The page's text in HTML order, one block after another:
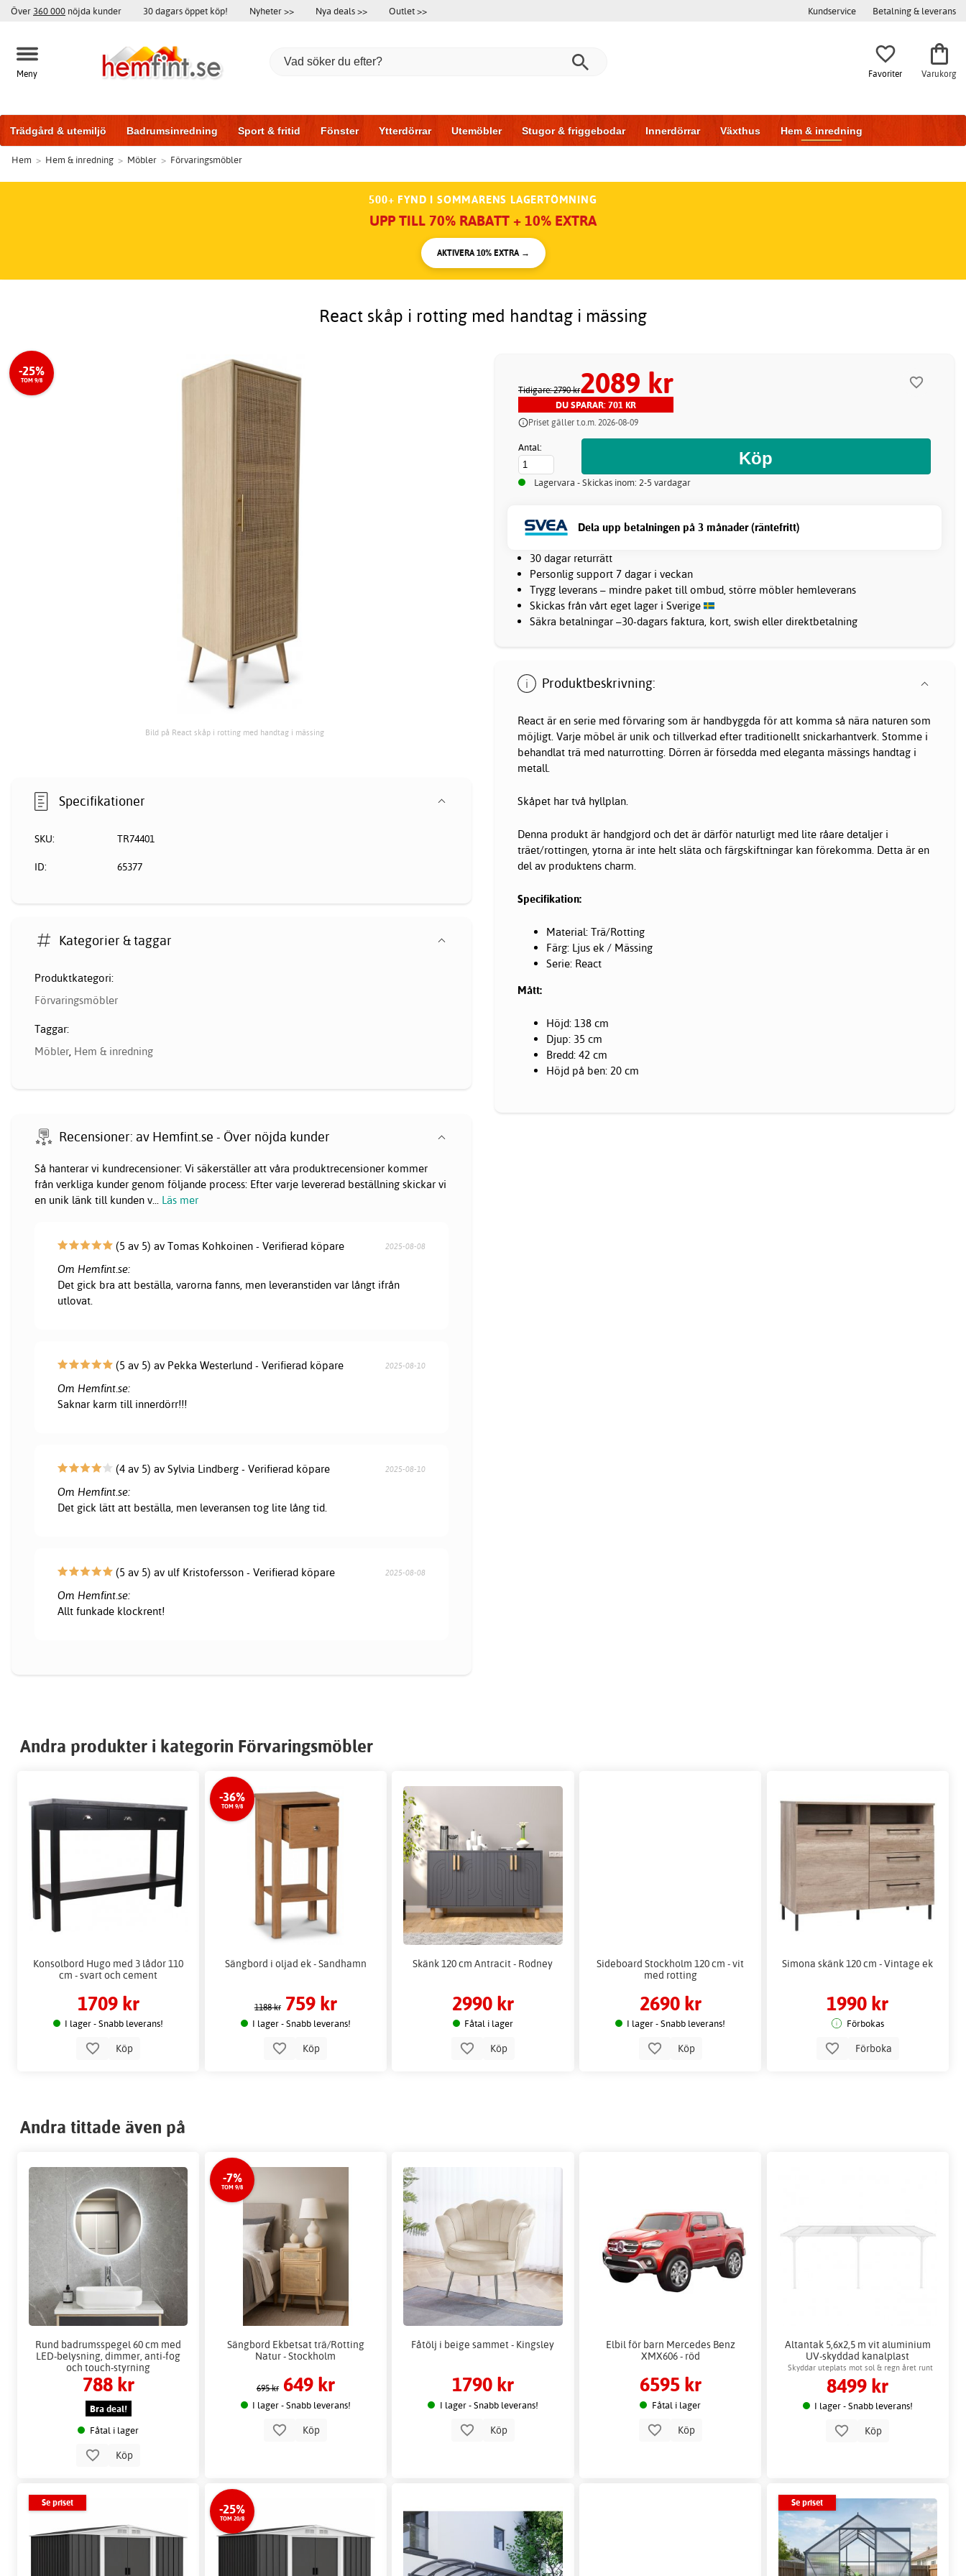
Över 360 000 nöjda kunder 30 dagars öppet köp! Nyheter >> Nya deals >> Outlet >> Kundservice Betalning & leverans
Meny Favoriter Varukorg
Trädgård & utemiljö Badrumsinredning Sport & fritid Fönster Ytterdörrar Utemöbler Stugor & friggebodar Innerdörrar Växthus Hem & inredning
Badrumsmöbler Träningsutrustning Garageportar
Hem > Hem & inredning > Möbler > Förvaringsmöbler
500+ FYND I SOMMARENS LAGERTÖMNING
UPP TILL 70% RABATT + 10% EXTRA
AKTIVERA 10% EXTRA →
React skåp i rotting med handtag i mässing
-25%
TOM 9/8
Bild på React skåp i rotting med handtag i mässing
Tidigare: 2790 kr2089 kr
DU SPARAR: 701 KR
Priset gäller t.o.m. 2026-08-09
Antal:
Lagervara - Skickas inom: 2-5 vardagar
Dela upp betalningen på 3 månader (räntefritt)
30 dagar returrätt
Personlig support 7 dagar i veckan
Trygg leverans – mindre paket till ombud, större möbler hemleverans
Skickas från vårt eget lager i Sverige
Säkra betalningar –30-dagars faktura, kort, swish eller direktbetalning
Produktbeskrivning:
React är en serie med förvaring som är handbyggda för att komma så nära naturen som
möjligt. Varje möbel är unik och tillverkad efter traditionellt snickarhantverk. Stomme i
behandlat trä med naturrotting. Dörren är försedda med eleganta mässings handtag i
metall.
Skåpet har två hyllplan.
Denna produkt är handgjord och det är därför naturligt med lite råare detaljer i
träet/rottingen, ytorna är inte helt släta och färgskiftningar kan förekomma. Detta är en
del av produktens charm.
Specifikation:
Material: Trä/Rotting
Färg: Ljus ek / Mässing
Serie: React
Mått:
Höjd: 138 cm
Djup: 35 cm
Bredd: 42 cm
Höjd på ben: 20 cm
Specifikationer
SKU: TR74401
ID: 65377
Kategorier & taggar
Produktkategori:
Förvaringsmöbler
Taggar:
Möbler, Hem & inredning
Recensioner: av Hemfint.se - Över nöjda kunder
Så hanterar vi kundrecensioner: Vi säkerställer att våra produktrecensioner kommer
från verkliga kunder genom följande process: Efter varje levererad beställning skickar vi
en unik länk till kunden v... Läs mer
(5 av 5) av Tomas Kohkoinen - Verifierad köpare 2025-08-08
Om Hemfint.se:
Det gick bra att beställa, varorna fanns, men leveranstiden var långt ifrån
utlovat.
(5 av 5) av Pekka Westerlund - Verifierad köpare 2025-08-10
Om Hemfint.se:
Saknar karm till innerdörr!!!
(4 av 5) av Sylvia Lindberg - Verifierad köpare 2025-08-10
Om Hemfint.se:
Det gick lätt att beställa, men leveransen tog lite lång tid.
(5 av 5) av ulf Kristofersson - Verifierad köpare 2025-08-08
Om Hemfint.se:
Allt funkade klockrent!
Andra produkter i kategorin Förvaringsmöbler
Konsolbord Hugo med 3 lådor 110
cm - svart och cement
1709 kr
I lager - Snabb leverans!
Köp
-36%
TOM 9/8
Sängbord i oljad ek - Sandhamn
1188 kr 759 kr
I lager - Snabb leverans!
Köp
Skänk 120 cm Antracit - Rodney
2990 kr
Fåtal i lager
Köp
Sideboard Stockholm 120 cm - vit
med rotting
2690 kr
I lager - Snabb leverans!
Köp
Simona skänk 120 cm - Vintage ek
1990 kr
Förbokas
Förboka
Andra tittade även på
Rund badrumsspegel 60 cm med
LED-belysning, dimmer, anti-fog
och touch-styrning
788 kr
Bra deal!
Fåtal i lager
Köp
-7%
TOM 9/8
Sängbord Ekbetsat trä/Rotting
Natur - Stockholm
695 kr 649 kr
I lager - Snabb leverans!
Köp
Fåtölj i beige sammet - Kingsley
1790 kr
I lager - Snabb leverans!
Köp
Elbil för barn Mercedes Benz
XMX606 - röd
6595 kr
Fåtal i lager
Köp
Altantak 5,6x2,5 m vit aluminium
UV-skyddad kanalplast
Skyddar uteplats mot sol & regn året runt
8499 kr
I lager - Snabb leverans!
Köp
Se priset -25%
TOM 20/8
Se priset